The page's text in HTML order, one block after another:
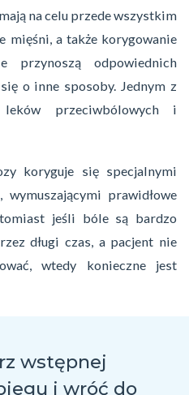
na celu przede wszystkim
mięśni, a także korygowanie
przynoszą odpowiednich
o inne sposoby. Jednym z
przeciwbólowych i
koryguje się specjalnymi
prawidłowe
jeśli bóle są bardzo
długi czas, a pacjent nie
wtedy konieczne jest
wstępnej
i wróć do